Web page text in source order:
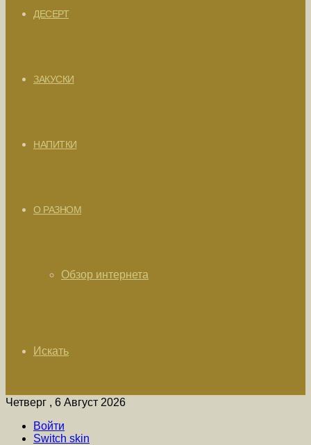
ДЕСЕРТ
ЗАКУСКИ
НАПИТКИ
О РАЗНОМ
Обзор интернета
Искать
Четверг , 6 Август 2026
Войти
Switch skin